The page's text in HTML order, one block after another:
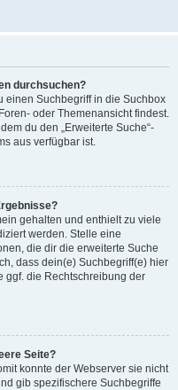
durchsuchen?
einen Suchbegriff in die Suchbox
oder Themenansicht findest.
du den „Erweiterte Suche“-
aus verfügbar ist.
gehalten und enthielt zu viele
werden. Stelle eine
die dir die erweiterte Suche
dass dein(e) Suchbegriff(e) hier
ggf. die Rechtschreibung der
Seite?
konnte der Webserver sie nicht
gib spezifischere Suchbegriffe